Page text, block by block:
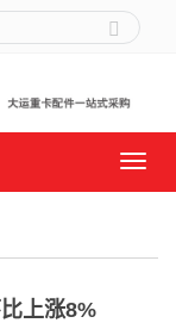
导
上涨8%